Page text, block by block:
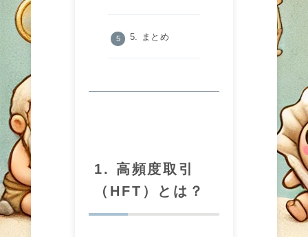
5. まとめ
1. 高頻度取引
（HFT）とは？